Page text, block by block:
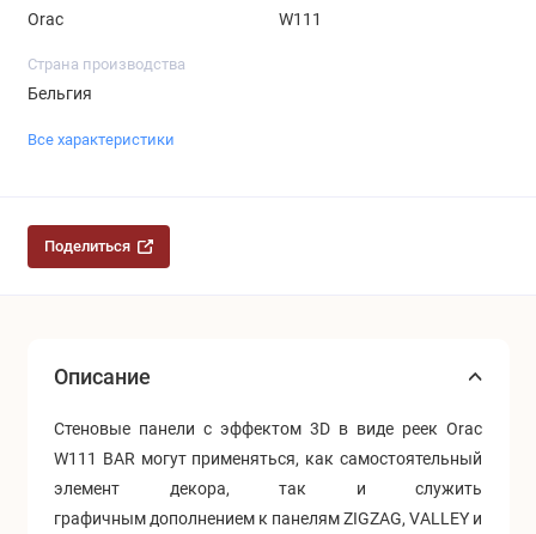
Orac W111
Страна производства
Бельгия
Все характеристики
Поделиться
Описание
Стеновые панели с эффектом 3D в виде реек Orac
W111 BAR могут применяться, как самостоятельный
элемент декора, так и служить
графичным дополнением к панелям ZIGZAG, VALLEY и